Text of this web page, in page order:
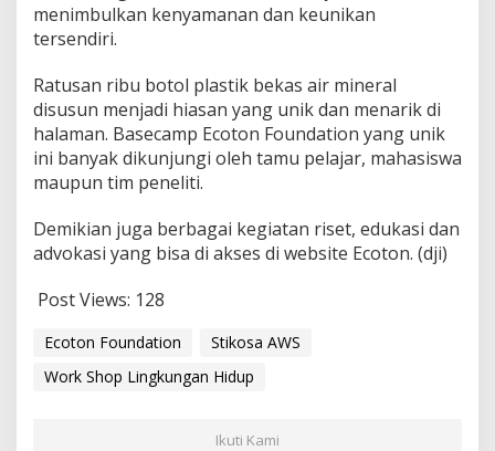
menimbulkan kenyamanan dan keunikan
tersendiri.
Ratusan ribu botol plastik bekas air mineral
disusun menjadi hiasan yang unik dan menarik di
halaman. Basecamp Ecoton Foundation yang unik
ini banyak dikunjungi oleh tamu pelajar, mahasiswa
maupun tim peneliti.
Demikian juga berbagai kegiatan riset, edukasi dan
advokasi yang bisa di akses di website Ecoton. (dji)
Post Views: 128
Ecoton Foundation
Stikosa AWS
Work Shop Lingkungan Hidup
Ikuti Kami